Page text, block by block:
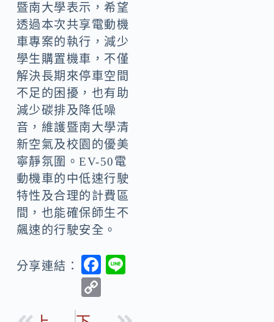
暨南大學表示，希望
透過本次共享電動機
車專案的執行，減少
學生購置機車，不僅
解決長期來停車空間
不足的困擾，也有助
減少碳排及降低噪
音，維護暨南大學清
新空氣及校園的優美
寧靜氛圍。EV-50電
動機車的中低速行駛
特性及合理的計費區
間，也能確保師生不
飆速的行駛安全。
分享連結：
F